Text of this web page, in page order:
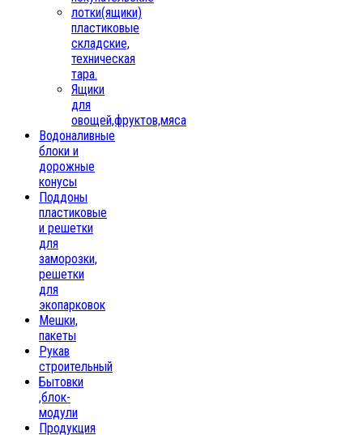
лотки(ящики)
пластиковые
складские,
техническая
тара.
Ящики
для
овощей,фруктов,мяса
Водоналивные
блоки и
дорожные
конусы
Поддоны
пластиковые
и решетки
для
заморозки,
решетки
для
экопарковок
Мешки,
пакеты
Рукав
строительный
Бытовки
,блок-
модули
Продукция